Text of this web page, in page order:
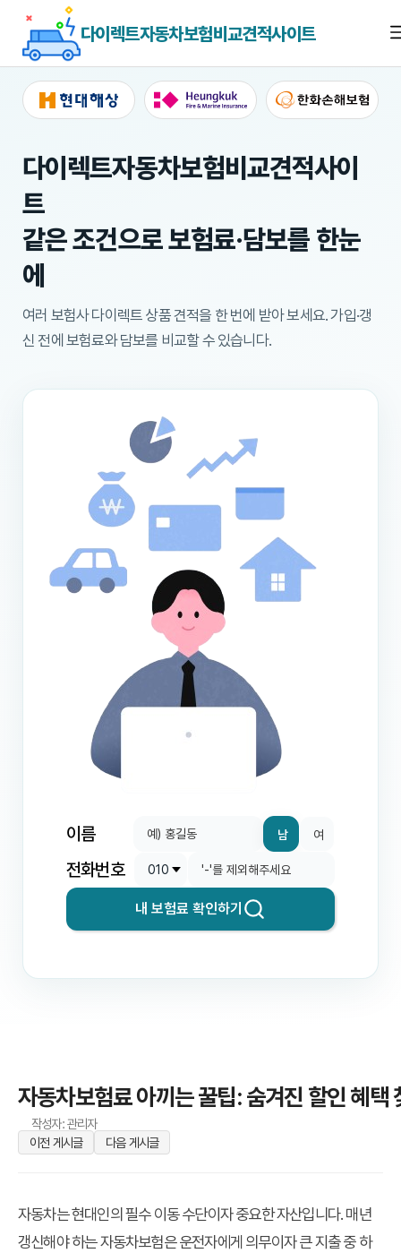
다이렉트자동차보험비교견적사이트
다이렉트자동차보험비교견적사이
트
같은 조건으로 보험료·담보를 한눈
에
여러 보험사 다이렉트 상품 견적을 한 번에 받아 보세요.가입·갱
신 전에 보험료와 담보를 비교할 수 있습니다.
이름 남 여
전화번호
내 보험료 확인하기
자동차보험료 아끼는 꿀팁: 숨겨진 할인 혜택
작성자: 관리자
이전 게시글
다음 게시글
자동차는 현대인의 필수 이동 수단이자 중요한 자산입니다. 매년
갱신해야 하는 자동차보험은 운전자에게 의무이자 큰 지출 중 하